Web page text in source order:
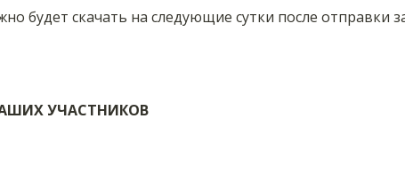
будет скачать на следующие сутки после отправки
УЧАСТНИКОВ